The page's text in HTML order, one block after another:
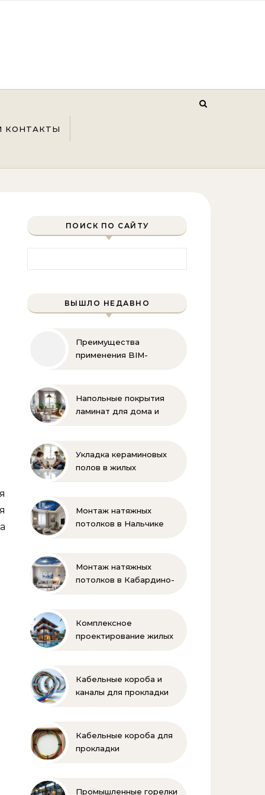
КОНТАКТЫ
ПОИСК ПО САЙТУ
ВЫШЛО НЕДАВНО
Преимущества
применения BIM-
Напольные покрытия
ламинат для дома и
Укладка кераминовых
полов в жилых
Монтаж натяжных
потолков в Нальчике
Монтаж натяжных
потолков в Кабардино-
Комплексное
проектирование жилых
Кабельные короба и
каналы для прокладки
Кабельные короба для
прокладки
Промышленные горелки